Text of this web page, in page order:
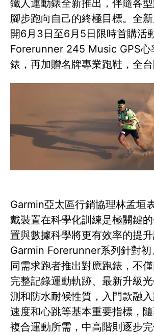
鐵人運動錶全新推出，伴隨各
腳步跑向自己的終極目標。全
開6月3日至6月5日限時首購活
Forerunner 245 Music GPS心
錶，再加贈名牌專業跑鞋，全
Garmin亞太區行銷協理林孟垣
戴裝置在科學化訓練是極關鍵
置與數據科學將更有效率的提升
Garmin Forerunner系列針對初
同需求跑者推出對應跑錶，不
完整記錄運動軌跡、最新升級
測和防水耐候性質，入門款融入
速度和心跳等基本重要指標，
複合運動所需，中高階則逐步